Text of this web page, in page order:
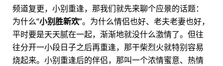
频道复更，小别重逢，那我们就先来聊个应景的话题：
为什么“小别胜新欢”。为什么情侣也好、老夫老妻也好，
平时要是天天腻在一起，渐渐地就没什么激情了。但往
往分开一小段日子之后再重逢，那干柴烈火就特别容易
烧起来。小别重逢后的伴侣，那叫一个浓情蜜意、热情